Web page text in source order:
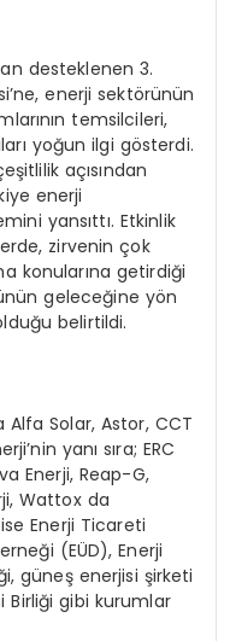
desteklenen 3.
enerji sektörünün
temsilcileri,
yoğun ilgi gösterdi.
açısından
enerji
yansıttı. Etkinlik
zirvenin çok
konularına getirdiği
geleceğine yön
belirtildi.
Alfa Solar, Astor, CCT
yanı sıra; ERC
Enerji, Reap-G,
Wattox da
Enerji Ticareti
(EÜD), Enerji
güneş enerjisi şirketi
Birliği gibi kurumlar